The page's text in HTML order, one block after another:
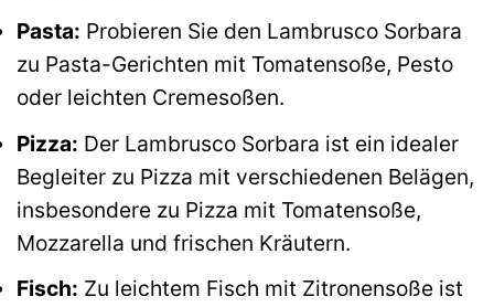
Pasta: Probieren Sie den Lambrusco Sorbara
zu Pasta-Gerichten mit Tomatensoße, Pesto
oder leichten Cremesoßen.
Pizza: Der Lambrusco Sorbara ist ein idealer
Begleiter zu Pizza mit verschiedenen Belägen,
insbesondere zu Pizza mit Tomatensoße,
Mozzarella und frischen Kräutern.
Fisch: Zu leichtem Fisch mit Zitronensoße ist